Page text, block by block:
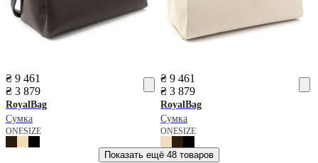
₴ 9 461
₴ 3 879
RoyalBag
Сумка
ONESIZE
₴ 9 461
₴ 3 879
RoyalBag
Сумка
ONESIZE
Показать ещё 48 товаров